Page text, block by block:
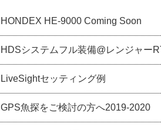
HONDEX HE-9000 Coming Soon
HDSシステムフル装備@レンジャー
LiveSightセッティング例
GPS魚探をご検討の方へ2019-2020